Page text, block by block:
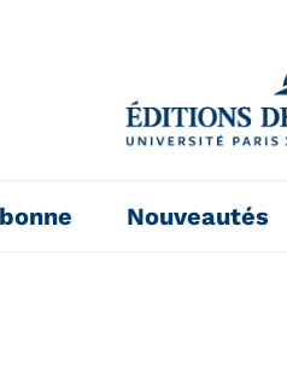
Nouveautés